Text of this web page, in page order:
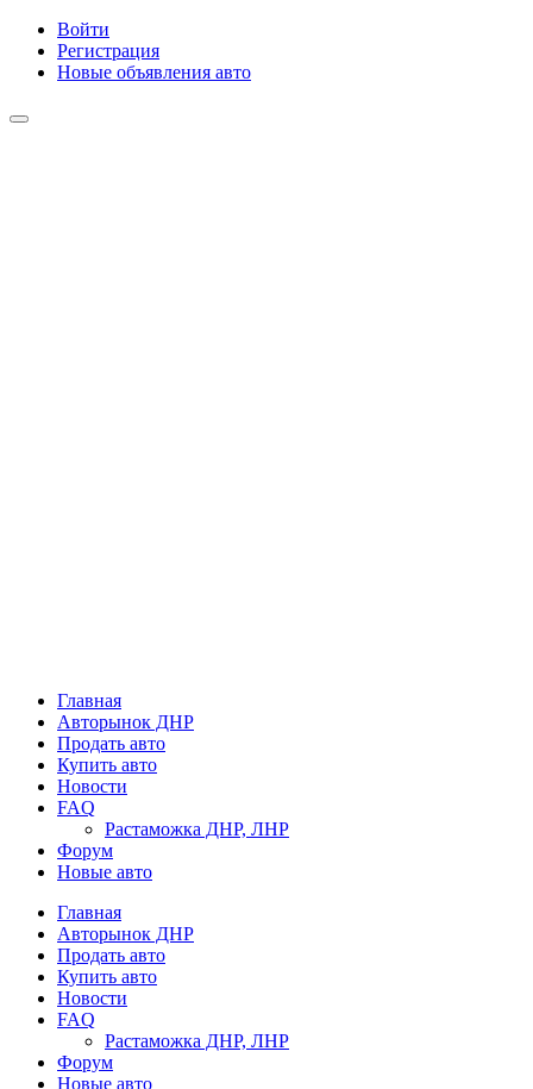
Войти
Регистрация
Новые объявления авто
Главная
Авторынок ДНР
Продать авто
Купить авто
Новости
FAQ
Растаможка ДНР, ЛНР
Форум
Новые авто
Главная
Авторынок ДНР
Продать авто
Купить авто
Новости
FAQ
Растаможка ДНР, ЛНР
Форум
Новые авто